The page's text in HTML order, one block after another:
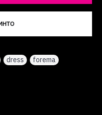
dress forema